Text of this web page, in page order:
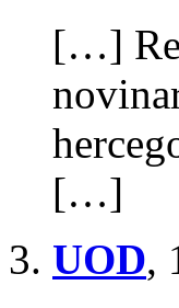
[…]
[…]
UOD,